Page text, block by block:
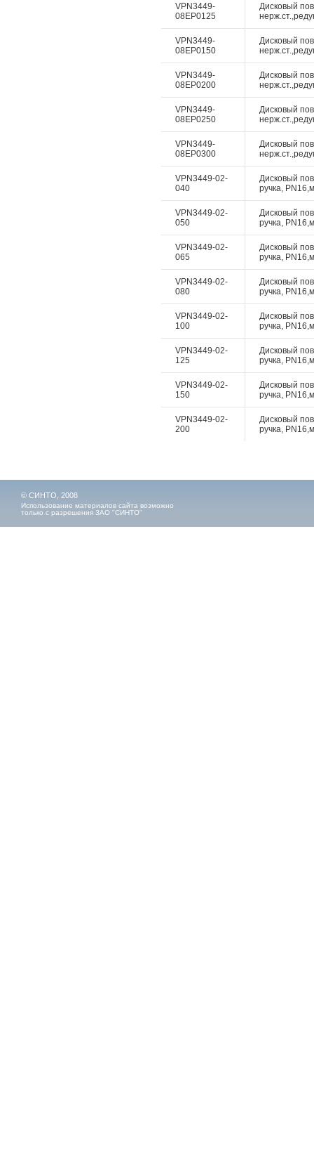
VPN3449-
08EP0125
Дисковый
VPN3449-
08EP0150
Дисковый
VPN3449-
08EP0200
Дисковый
VPN3449-
08EP0250
Дисковый
VPN3449-
08EP0300
Дисковый
VPN3449-02-
040
Дисковый
ручка,
VPN3449-02-
050
Дисковый
ручка,
VPN3449-02-
065
Дисковый
ручка,
VPN3449-02-
080
Дисковый
ручка,
VPN3449-02-
100
Дисковый
ручка,
VPN3449-02-
125
Дисковый
ручка,
VPN3449-02-
150
Дисковый
ручка,
VPN3449-02-
200
Дисковый
ручка,
© СИНТО, 2008
Использование материалов сайта возможно
только с разрешения ЗАО "СИНТО"